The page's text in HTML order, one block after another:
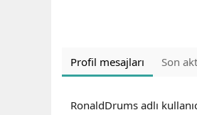
Profil mesajları Son
RonaldDrums adlı